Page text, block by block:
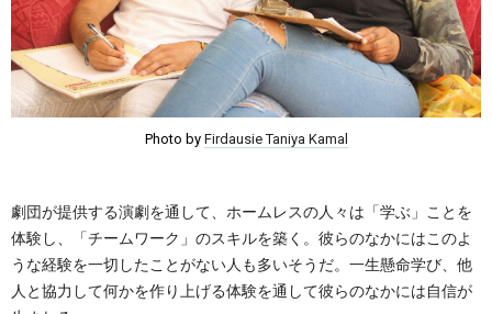
Photo by Firdausie Taniya Kamal
劇団が提供する演劇を通して、ホームレスの人々は「学ぶ」ことを
体験し、「チームワーク」のスキルを築く。彼らのなかにはこのよ
うな経験を一切したことがない人も多いそうだ。一生懸命学び、他
人と協力して何かを作り上げる体験を通して彼らのなかには自信が